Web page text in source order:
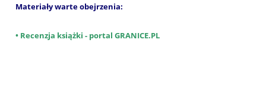
Materiały warte obejrzenia:
• Recenzja książki - portal GRANICE.PL